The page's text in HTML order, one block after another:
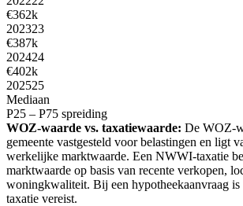
€362k
202323
€387k
202424
€402k
202525
Mediaan
P25 – P75 spreiding
WOZ-waarde vs. taxatiewaarde: De WOZ-
gemeente vastgesteld voor belastingen en ligt
werkelijke marktwaarde. Een NWWI-taxatie
marktwaarde op basis van recente verkopen,
woningkwaliteit. Bij een hypotheekaanvraag is
taxatie vereist.